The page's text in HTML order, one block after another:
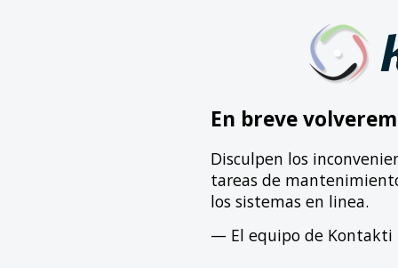
En breve
Disculpen los
tareas de
los sistemas en linea.
— El equipo de Kontakti